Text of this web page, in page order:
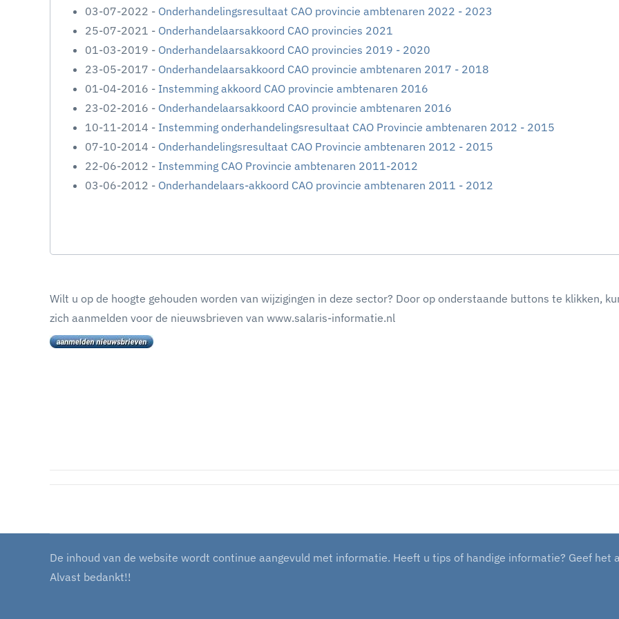
03-07-2022 - Onderhandelingsresultaat CAO provincie ambtenaren 2022 - 2023
25-07-2021 - Onderhandelaarsakkoord CAO provincies 2021
01-03-2019 - Onderhandelaarsakkoord CAO provincies 2019 - 2020
23-05-2017 - Onderhandelaarsakkoord CAO provincie ambtenaren 2017 - 2018
01-04-2016 - Instemming akkoord CAO provincie ambtenaren 2016
23-02-2016 - Onderhandelaarsakkoord CAO provincie ambtenaren 2016
10-11-2014 - Instemming onderhandelingsresultaat CAO Provincie ambtenaren 2012 - 2015
07-10-2014 - Onderhandelingsresultaat CAO Provincie ambtenaren 2012 - 2015
22-06-2012 - Instemming CAO Provincie ambtenaren 2011-2012
03-06-2012 - Onderhandelaars-akkoord CAO provincie ambtenaren 2011 - 2012
Wilt u op de hoogte gehouden worden van wijzigingen in deze sector? Door op onderstaande buttons te klikken,
zich aanmelden voor de nieuwsbrieven van www.salaris-informatie.nl
De inhoud van de website wordt continue aangevuld met informatie. Heeft u tips of handige informatie? Geef het
Alvast bedankt!!